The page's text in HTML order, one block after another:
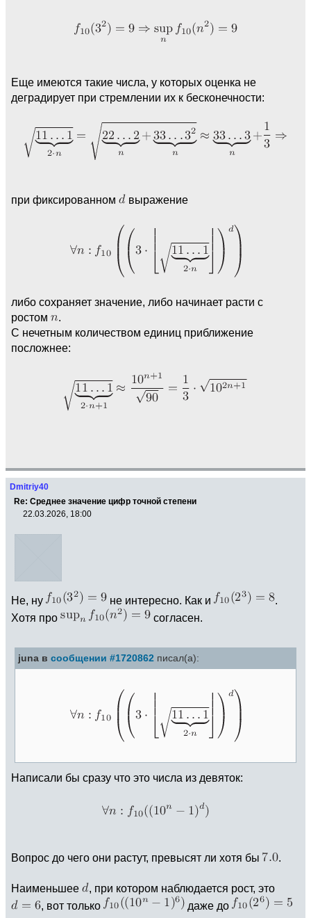
Еще имеются такие числа, у которых оценка не
деградирует при стремлении их к бесконечности:
при фиксированном выражение
либо сохраняет значение, либо начинает расти с
ростом
.
С нечетным количеством единиц приближение
посложнее:
Dmitriy40
Re: Среднее значение цифр точной степени
22.03.2026, 18:00
Не, ну не интересно. Как и
Хотя про
согласен.
juna в сообщении #1720862 писал(а):
Написали бы сразу что это числа из девяток:
Вопрос до чего они растут, превысят ли хотя бы .
Наименьшее
, при котором наблюдается рост, это
, вот только
даже до